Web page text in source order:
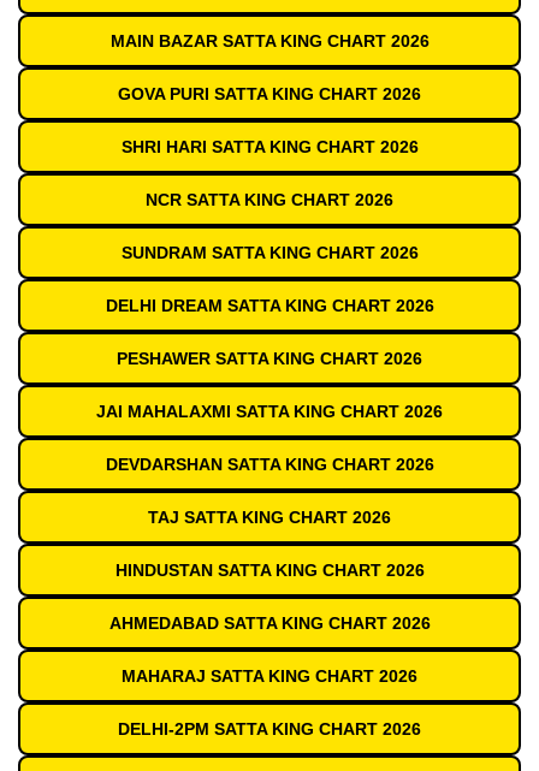
MAIN BAZAR SATTA KING CHART 2026
GOVA PURI SATTA KING CHART 2026
SHRI HARI SATTA KING CHART 2026
NCR SATTA KING CHART 2026
SUNDRAM SATTA KING CHART 2026
DELHI DREAM SATTA KING CHART 2026
PESHAWER SATTA KING CHART 2026
JAI MAHALAXMI SATTA KING CHART 2026
DEVDARSHAN SATTA KING CHART 2026
TAJ SATTA KING CHART 2026
HINDUSTAN SATTA KING CHART 2026
AHMEDABAD SATTA KING CHART 2026
MAHARAJ SATTA KING CHART 2026
DELHI-2PM SATTA KING CHART 2026